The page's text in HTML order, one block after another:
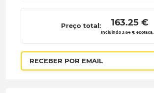
Preço total: 163.25 €
Incluindo 3.64 € ecotaxa.
RECEBER POR EMAIL